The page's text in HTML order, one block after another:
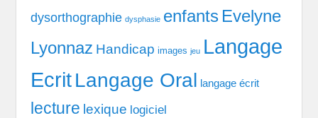
dysorthographie dysphasie enfants Evelyne
Lyonnaz Handicap images jeu Langage
EcritLangage Oral langage écrit
lecture lexique logiciel